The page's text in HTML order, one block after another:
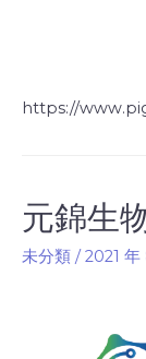
https://
元錦生
未分類 /2021 年